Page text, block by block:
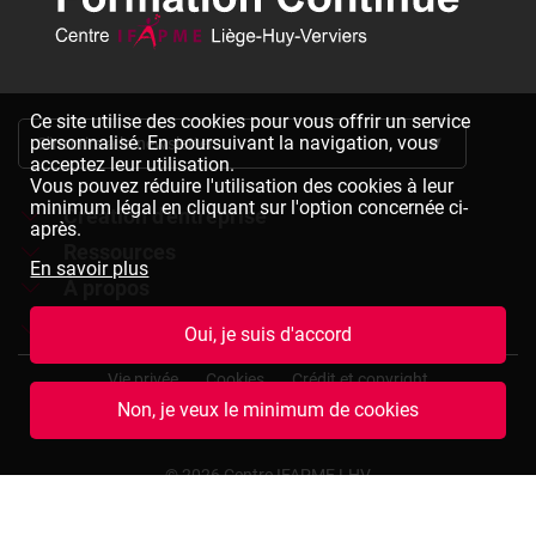
Ce site utilise des cookies pour vous offrir un service
personnalisé. En poursuivant la navigation, vous
acceptez leur utilisation.
Vous pouvez réduire l'utilisation des cookies à leur
minimum légal en cliquant sur l'option concernée ci-
après.
En savoir plus
Oui, je suis d'accord
Non, je veux le minimum de cookies
S'inscrire à la newsletter
Création d'entreprise
Formations à la création d'entreprise
Chèques formation à la création d'entreprise
Bulletin d'inscription à télécharger
Le centre IFAPME Liège-Huy-Verviers
Nos missions et valeurs
Devenir formateur
Rejoindre notre équipe
Consulter des offres d'emplois
Pied
(termes
Vie privée Cookies Crédit et copyright
© 2026 Centre IFAPME LHV